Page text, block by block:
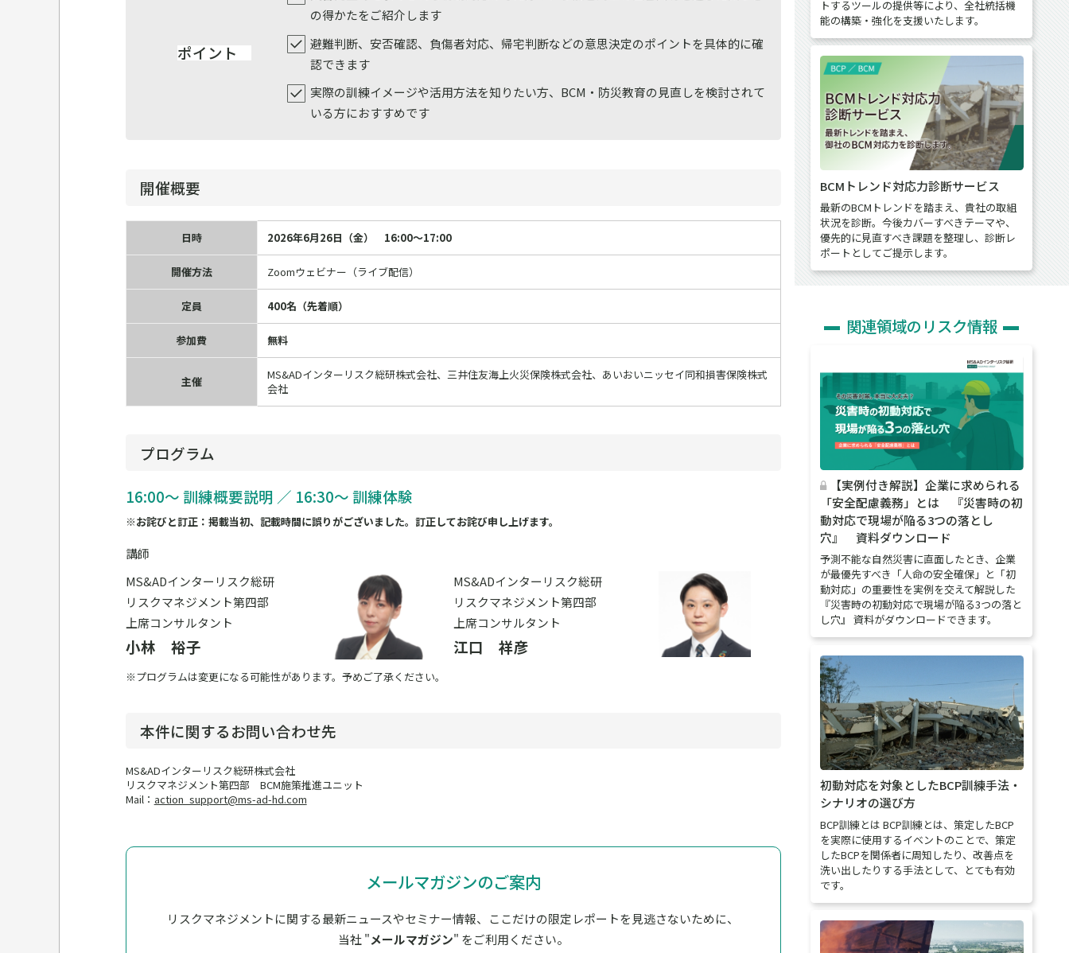
ポイント
の得かたをご紹介します
避難判断、安否確認、負傷者対応、帰宅判断などの意思決定のポイントを具体的に確
認できます
実際の訓練イメージや活用方法を知りたい方、BCM・防災教育の見直しを検討されて
いる方におすすめです
開催概要
日時 2026年6月26日（金） 16:00～17:00
開催方法 Zoomウェビナー（ライブ配信）
定員 400名（先着順）
参加費 無料
主催
MS&ADインターリスク総研株式会社、三井住友海上火災保険株式会社、あいおいニッセイ同和損害保険株式
会社
プログラム
16:00～ 訓練概要説明 ／ 16:30～ 訓練体験
※お詫びと訂正：掲載当初、記載時間に誤りがございました。訂正してお詫び申し上げます。
講師
MS&ADインターリスク総研
リスクマネジメント第四部
上席コンサルタント
小林 裕子
MS&ADインターリスク総研
リスクマネジメント第四部
上席コンサルタント
江口 祥彦
※プログラムは変更になる可能性があります。予めご了承ください。
本件に関するお問い合わせ先
MS&ADインターリスク総研株式会社
リスクマネジメント第四部 BCM施策推進ユニット
Mail： action_support@ms-ad-hd.com
メールマガジンのご案内
リスクマネジメントに関する最新ニュースやセミナー情報、ここだけの限定レポートを見逃さないために、
当社 "メールマガジン" をご利用ください。
トするツールの提供等により、全社統括機
能の構築・強化を支援いたします。
BCMトレンド対応力診断サービス
最新のBCMトレンドを踏まえ、貴社の取組
状況を診断。今後カバーすべきテーマや、
優先的に見直すべき課題を整理し、診断レ
ポートとしてご提示します。
関連領域のリスク情報
【実例付き解説】企業に求められる
「安全配慮義務」とは 『災害時の初
動対応で現場が陥る3つの落とし
穴』 資料ダウンロード
予測不能な自然災害に直面したとき、企業
が最優先すべき「人命の安全確保」と「初
動対応」の重要性を実例を交えて解説した
『災害時の初動対応で現場が陥る3つの落と
し穴』 資料がダウンロードできます。
初動対応を対象としたBCP訓練手法・
シナリオの選び方
BCP訓練とは BCP訓練とは、策定したBCP
を実際に使用するイベントのことで、策定
したBCPを関係者に周知したり、改善点を
洗い出したりする手法として、とても有効
です。